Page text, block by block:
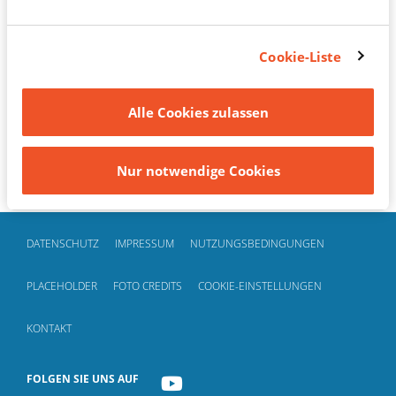
über das Cookie-Symbol in der unteren linken Ecke
des Bildschirms oder über den Link "Cookie-
Einwilligungen zu widerrufen oder Ihre Einstellungen
Cookie-Liste
Alle Cookies zulassen
Nur notwendige Cookies
DATENSCHUTZ IMPRESSUM NUTZUNGSBEDINGUNGEN
PLACEHOLDER FOTO CREDITS COOKIE-EINSTELLUNGEN
KONTAKT
FOLGEN SIE UNS AUF